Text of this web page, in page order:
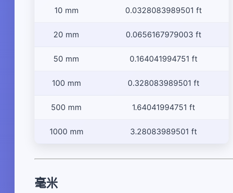
10 mm 0.0328083989501 ft
20 mm 0.0656167979003 ft
50 mm 0.164041994751 ft
100 mm 0.328083989501 ft
500 mm 1.64041994751 ft
1000 mm 3.28083989501 ft
毫米